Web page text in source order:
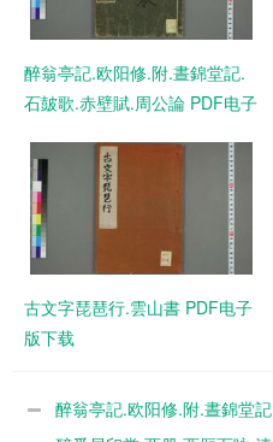
醉翁亭記.欧阳修.附.晝錦堂記.
石皷歌.赤壁賦.周公論 PDF电子
古文字琵琶行.雲山書 PDF电子
版下载
醉翁亭記.欧阳修.附.晝錦堂